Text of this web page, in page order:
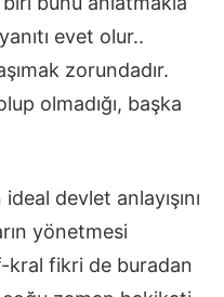
evet olur..
zorundadır.
olmadığı, başka
devlet anlayışını
yönetmesi
kral fikri de buradan